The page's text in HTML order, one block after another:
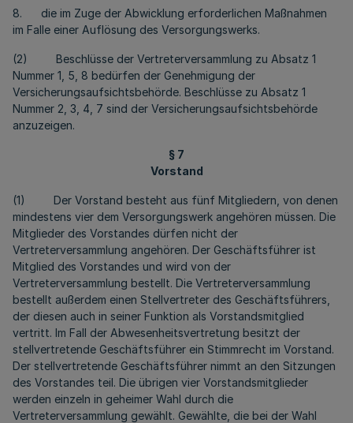
8. die im Zuge der Abwicklung erforderlichen Maßnahmen
im Falle einer Auflösung des Versorgungswerks.
(2) Beschlüsse der Vertreterversammlung zu Absatz 1
Nummer 1, 5, 8 bedürfen der Genehmigung der
Versicherungsaufsichtsbehörde. Beschlüsse zu Absatz 1
Nummer 2, 3, 4, 7 sind der Versicherungsaufsichtsbehörde
anzuzeigen.
§ 7
Vorstand
(1) Der Vorstand besteht aus fünf Mitgliedern, von denen
mindestens vier dem Versorgungswerk angehören müssen. Die
Mitglieder des Vorstandes dürfen nicht der
Vertreterversammlung angehören. Der Geschäftsführer ist
Mitglied des Vorstandes und wird von der
Vertreterversammlung bestellt. Die Vertreterversammlung
bestellt außerdem einen Stellvertreter des Geschäftsführers,
der diesen auch in seiner Funktion als Vorstandsmitglied
vertritt. Im Fall der Abwesenheitsvertretung besitzt der
stellvertretende Geschäftsführer ein Stimmrecht im Vorstand.
Der stellvertretende Geschäftsführer nimmt an den Sitzungen
des Vorstandes teil. Die übrigen vier Vorstandsmitglieder
werden einzeln in geheimer Wahl durch die
Vertreterversammlung gewählt. Gewählte, die bei der Wahl